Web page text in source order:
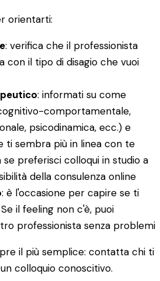
orientarti:
: verifica che il professionista
con il tipo di disagio che vuoi
: informati su come
comportamentale,
psicodinamica, ecc.) e
ti sembra più in linea con te
se preferisci colloqui in studio a
della consulenza online
: è l'occasione per capire se ti
il feeling non c'è, puoi
professionista senza problemi
il più semplice: contatta chi ti
colloquio conoscitivo.